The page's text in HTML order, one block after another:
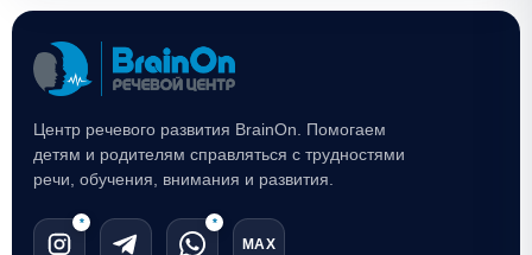
Центр речевого развития BrainOn. Помогаем
детям и родителям справляться с трудностями
речи, обучения, внимания и развития.
* *
MAX